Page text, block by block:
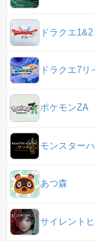
ドラクエ
ドラクエ7リ
ポケモンZA
モンスター
あつ森
サイレント